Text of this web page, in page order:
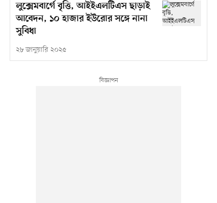
লুক্সেমবার্গে বৃত্তি, আইইএলটিএস ছাড়াই
আবেদন, ১০ হাজার ইউরোর সঙ্গে নানা
সুবিধা
২৮ জানুয়ারি ২০২৫